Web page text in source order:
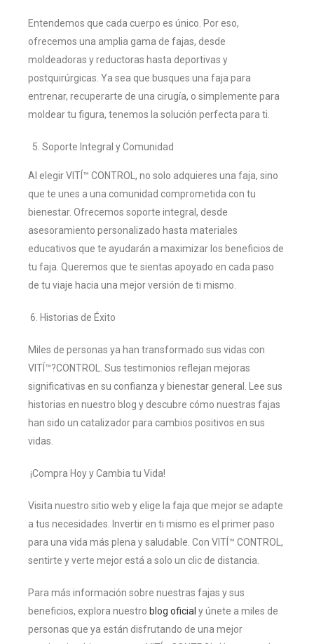
Entendemos que cada cuerpo es único. Por eso,
ofrecemos una amplia gama de fajas, desde
moldeadoras y reductoras hasta deportivas y
postquirúrgicas. Ya sea que busques una faja para
entrenar, recuperarte de una cirugía, o simplemente para
moldear tu figura, tenemos la solución perfecta para ti.
Soporte Integral y Comunidad
Al elegir VITÍ™ CONTROL, no solo adquieres una faja, sino
que te unes a una comunidad comprometida con tu
bienestar. Ofrecemos soporte integral, desde
asesoramiento personalizado hasta materiales
educativos que te ayudarán a maximizar los beneficios de
tu faja. Queremos que te sientas apoyado en cada paso
de tu viaje hacia una mejor versión de ti mismo.
6. Historias de Éxito
Miles de personas ya han transformado sus vidas con
VITÍ™?CONTROL. Sus testimonios reflejan mejoras
significativas en su confianza y bienestar general. Lee sus
historias en nuestro blog y descubre cómo nuestras fajas
han sido un catalizador para cambios positivos en sus
vidas.
¡Compra Hoy y Cambia tu Vida!
Visita nuestro sitio web y elige la faja que mejor se adapte
a tus necesidades. Invertir en ti mismo es el primer paso
para una vida más plena y saludable. Con VITÍ™ CONTROL,
sentirte y verte mejor está a solo un clic de distancia.
Para más información sobre nuestras fajas y sus
beneficios, explora nuestro blog oficial y únete a miles de
personas que ya están disfrutando de una mejor